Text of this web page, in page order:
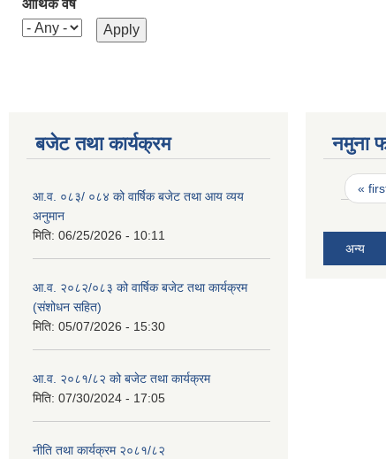
आर्थिक वर्ष
बजेट तथा कार्यक्रम
आ.व. ०८३/ ०८४ को वार्षिक बजेट तथा आय व्यय
अनुमान
मिति: 06/25/2026 - 10:11
आ.व. २०८२/०८३ को वार्षिक बजेट तथा कार्यक्रम
(संशोधन सहित)
मिति: 05/07/2026 - 15:30
आ.व. २०८१/८२ को बजेट तथा कार्यक्रम
मिति: 07/30/2024 - 17:05
नीति तथा कार्यक्रम २०८१/८२
नमुना
«
अन्य